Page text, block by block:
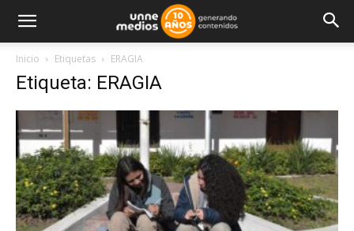
Inicio Etiquetas ERAGIA
Etiqueta: ERAGIA